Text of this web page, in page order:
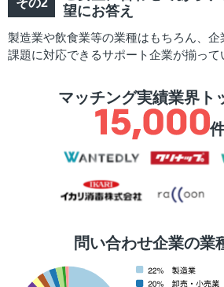
望にお答え
製造業や飲食業等の業種はもちろん、
課題に対応できるサポート企業が揃って
マッチング実績業界ト
問い合わせ企業の業